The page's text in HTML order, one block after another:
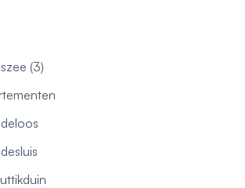
(3)